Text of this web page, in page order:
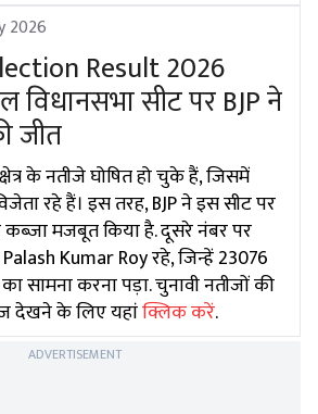
2026
Result 2026
विधानसभा सीट पर BJP ने
जीत
के नतीजे घोषित हो चुके हैं, जिसमें
रहे हैं। इस तरह, BJP ने इस सीट पर
मजबूत किया है. दूसरे नंबर पर
Kumar Roy रहे, जिन्हें 23076
सामना करना पड़ा. चुनावी नतीजों की
देखने के लिए यहांक्लिक करें.
ADVERTISEMENT